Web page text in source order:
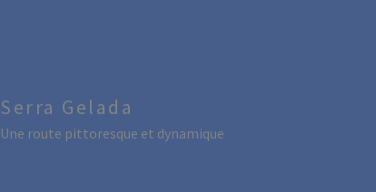
Serra Gelada
Une route pittoresque et dynamique